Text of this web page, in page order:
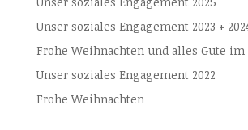
Unser soziales Engagement 2023 +
Frohe Weihnachten und alles Gute im
Unser soziales Engagement 2022
Frohe Weihnachten